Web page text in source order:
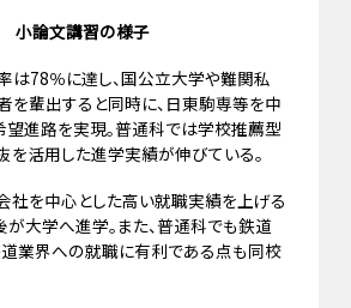
小論文講習の様子
は78％に達し、国公立大学や難関私
を輩出すると同時に、日東駒専等を中
望進路を実現。普通科では学校推薦型
活用した進学実績が伸びている。
社を中心とした高い就職実績を上げる
大学へ進学。また、普通科でも鉄道
道業界への就職に有利である点も同校